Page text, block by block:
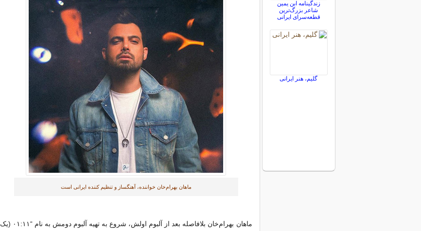
ماهان بهرام‌خان خواننده، آهنگساز و تنظیم کننده ایرانی است
ماهان بهرام‌خان بلافاصله بعد از آلبوم اولش، شروع به تهیه آلبوم دومش به نام “۰۱:۱۱ (یک
زندگینامه ابن یمین
شاعر بزرگ‌ترین
قطعه‌سرای ایرانی
گلیم، هنر ایرانی